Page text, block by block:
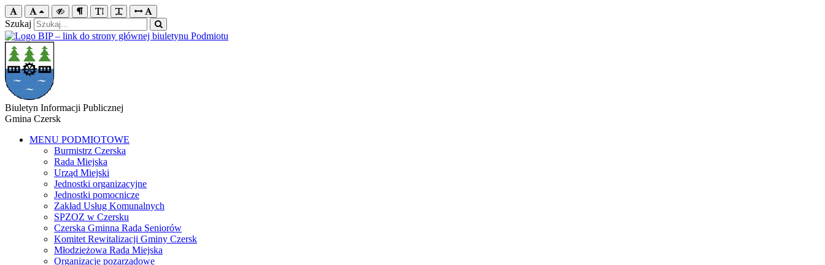
Szukaj
Biuletyn Informacji Publicznej
Gmina Czersk
MENU PODMIOTOWE
Burmistrz Czerska
Rada Miejska
Urząd Miejski
Jednostki organizacyjne
Jednostki pomocnicze
Zakład Usług Komunalnych
SPZOZ w Czersku
Czerska Gminna Rada Seniorów
Komitet Rewitalizacji Gminy Czersk
Młodzieżowa Rada Miejska
Organizacje pozarządowe